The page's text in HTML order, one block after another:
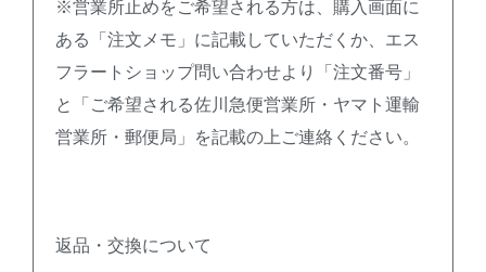
※営業所止めをご希望される方は、購入画面に
ある「注文メモ」に記載していただくか、エス
フラートショップ問い合わせより「注文番号」
と「ご希望される佐川急便営業所・ヤマト運輸
営業所・郵便局」を記載の上ご連絡ください。
返品・交換について